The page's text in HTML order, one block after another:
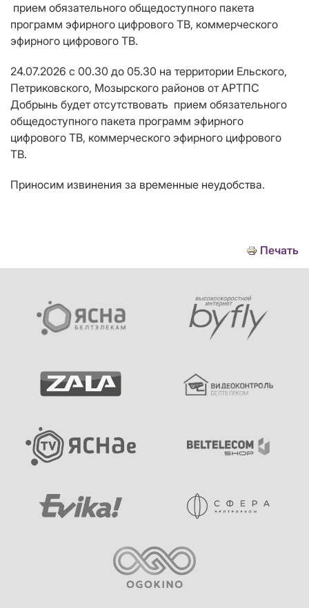
прием обязательного общедоступного пакета
программ эфирного цифрового ТВ, коммерческого
эфирного цифрового ТВ.
24.07.2026 с 00.30 до 05.30 на территории Ельского,
Петриковского, Мозырского районов от АРТПС
Добрынь будет отсутствовать прием обязательного
общедоступного пакета программ эфирного
цифрового ТВ, коммерческого эфирного цифрового
ТВ.
Приносим извинения за временные неудобства.
Печать